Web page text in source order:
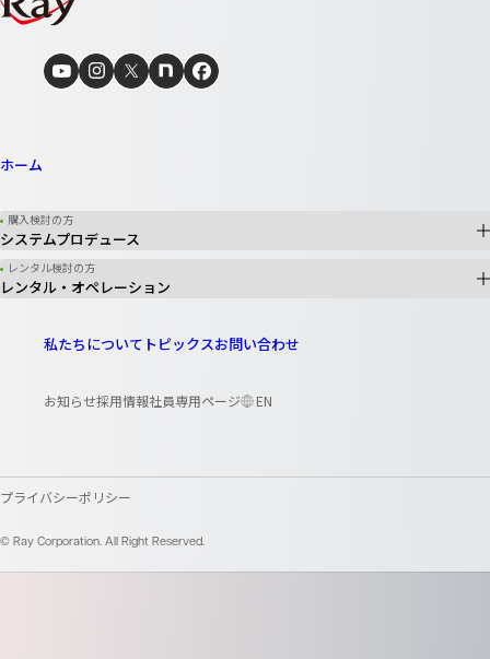
ホーム
購入検討の方
システムプロデュース
レンタル検討の方
レンタル・オペレーション
私たちについて トピックスお問い合わせ
お知らせ採用情報社員専用ページ EN
プライバシーポリシー
© Ray Corporation. All Right Reserved.